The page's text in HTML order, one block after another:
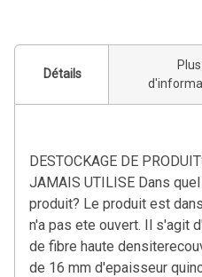
Détails
Plus
DESTOCKAGE DE
JAMAIS UTILISE Dans
produit? Le produit est
n'a pas ete ouvert. Il s'agit
de fibre haute
de 16 mm d'epaisseur